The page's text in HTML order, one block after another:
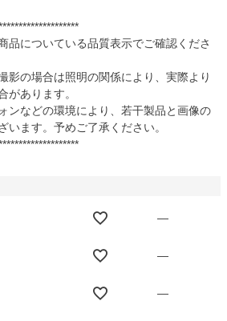
品についている品質表示でご確認くださ
影の場合は照明の関係により、実際より
があります。
ンなどの環境により、若干製品と画像の
います。予めご了承ください。
—
—
—